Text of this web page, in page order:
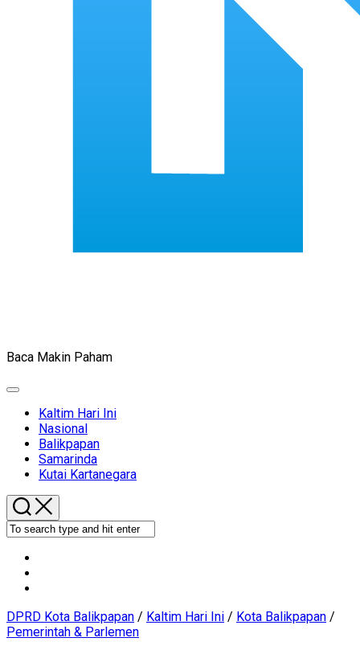
Baca Makin Paham
Expand
Current
Page
Parent
Kaltim Hari Ini
Nasional
Current
Page
Parent
Balikpapan
Samarinda
Kutai Kartanegara
DPRD Kota Balikpapan / Kaltim Hari Ini / Kota Balikpapan /
Pemerintah & Parlemen